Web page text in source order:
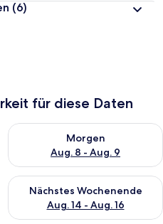
(6)
für diese Daten
heute Nacht, Aug. 7 - Aug. 8.
Morgen
Aug. 8 - Aug. 9
Überprüfe die Verfügbarkeit
dieses Wochenende, Aug. 7
Nächstes Wochenende
Aug. 14 - Aug. 16
Überprüfe die Verfügbarkeit